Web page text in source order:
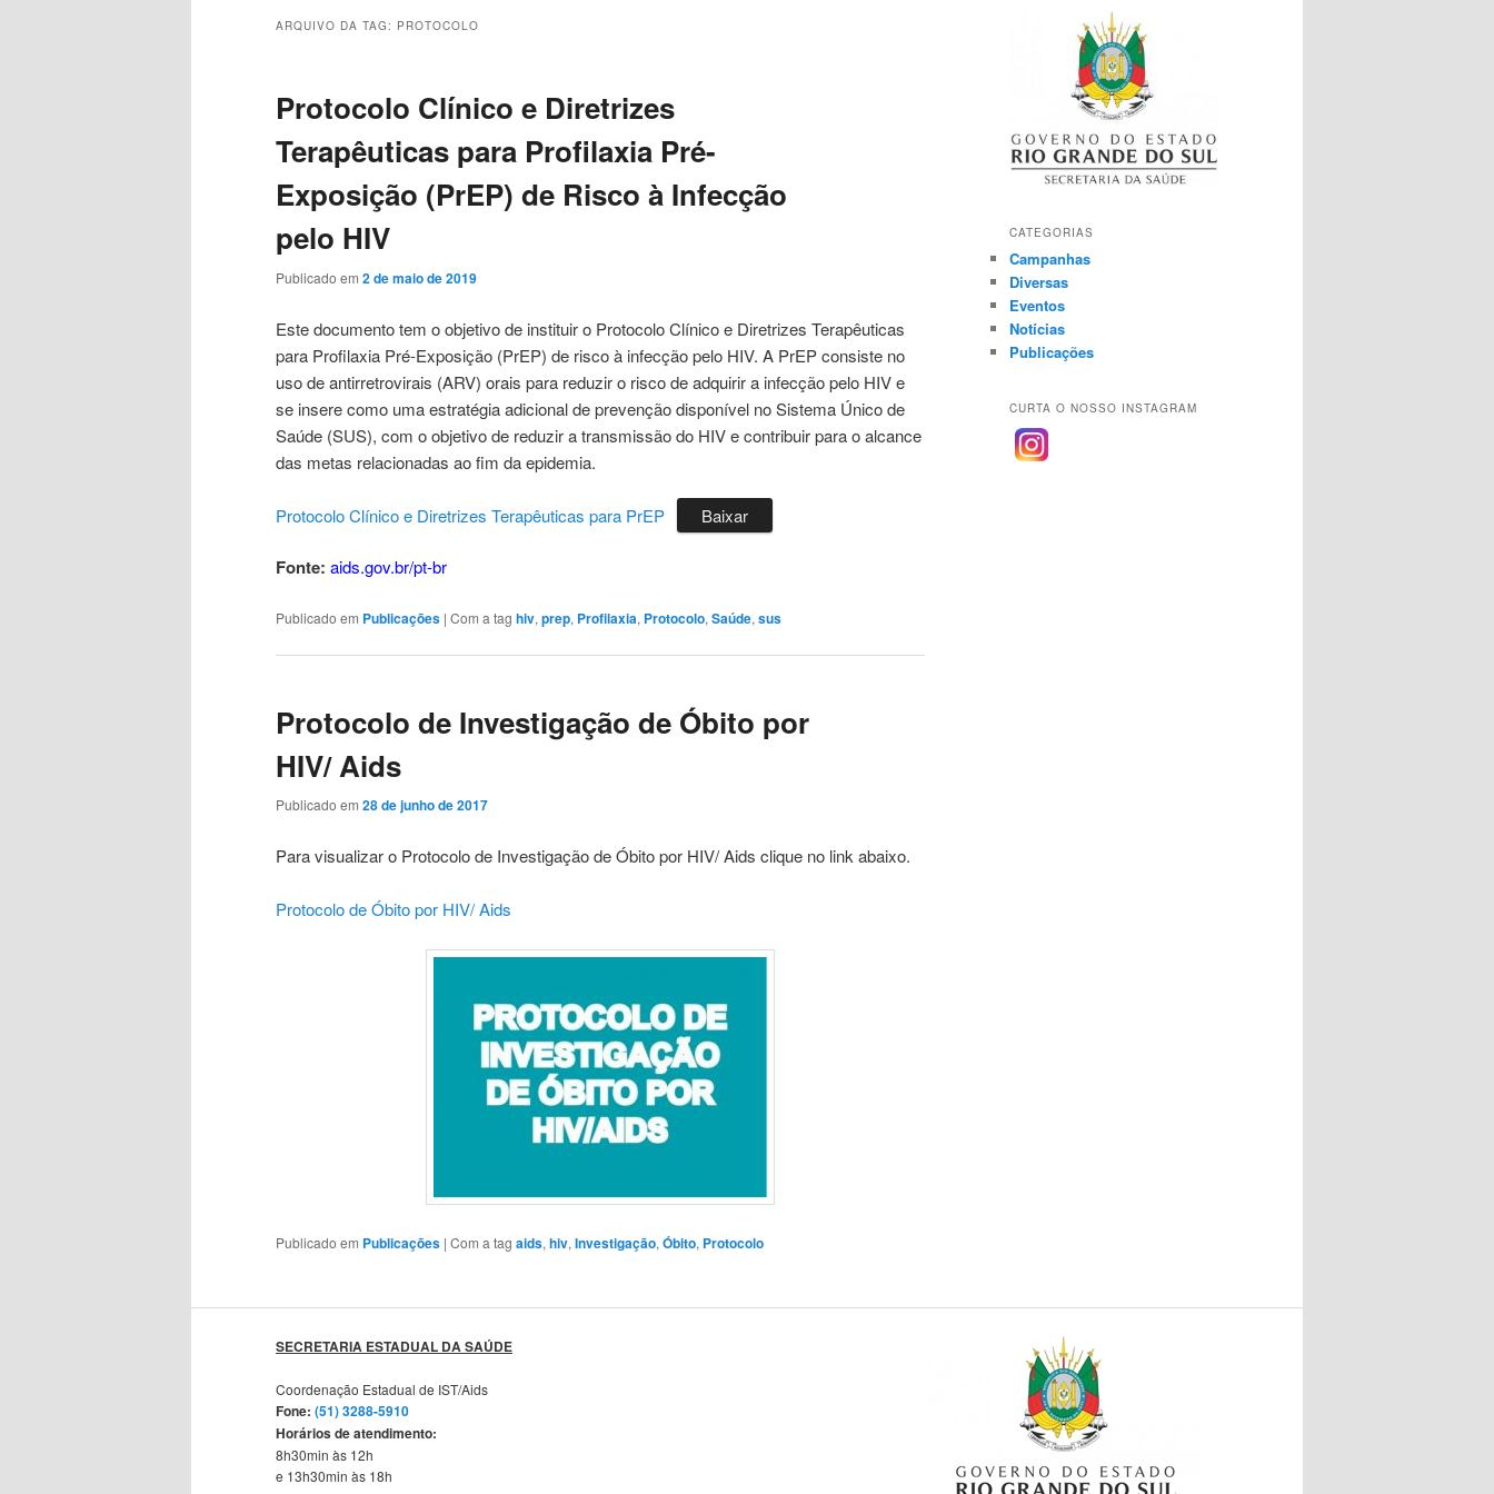
o
o
ARQUIVO DA TAG: PROTOCOLO
Protocolo Clínico e Diretrizes
Terapêuticas para Profilaxia Pré-
Exposição (PrEP) de Risco à Infecção
pelo HIV
Publicado em 2 de maio de 2019
Este documento tem o objetivo de instituir o Protocolo Clínico e Diretrizes Terapêuticas
para Profilaxia Pré-Exposição (PrEP) de risco à infecção pelo HIV. A PrEP consiste no
uso de antirretrovirais (ARV) orais para reduzir o risco de adquirir a infecção pelo HIV e
se insere como uma estratégia adicional de prevenção disponível no Sistema Único de
Saúde (SUS), com o objetivo de reduzir a transmissão do HIV e contribuir para o alcance
das metas relacionadas ao fim da epidemia.
Protocolo Clínico e Diretrizes Terapêuticas para PrEP Baixar
Fonte: aids.gov.br/pt-br
Publicado em Publicações | Com a tag hiv, prep, Profilaxia, Protocolo, Saúde, sus
Protocolo de Investigação de Óbito por
HIV/ Aids
Publicado em 28 de junho de 2017
Para visualizar o Protocolo de Investigação de Óbito por HIV/ Aids clique no link abaixo.
Protocolo de Óbito por HIV/ Aids
Publicado em Publicações | Com a tag aids, hiv, Investigação, Óbito, Protocolo
CATEGORIAS
Campanhas
Diversas
Eventos
Notícias
Publicações
CURTA O NOSSO INSTAGRAM
SECRETARIA ESTADUAL DA SAÚDE
Coordenação Estadual de IST/Aids
Fone: (51) 3288-5910
Horários de atendimento:
8h30min às 12h
e 13h30min às 18h